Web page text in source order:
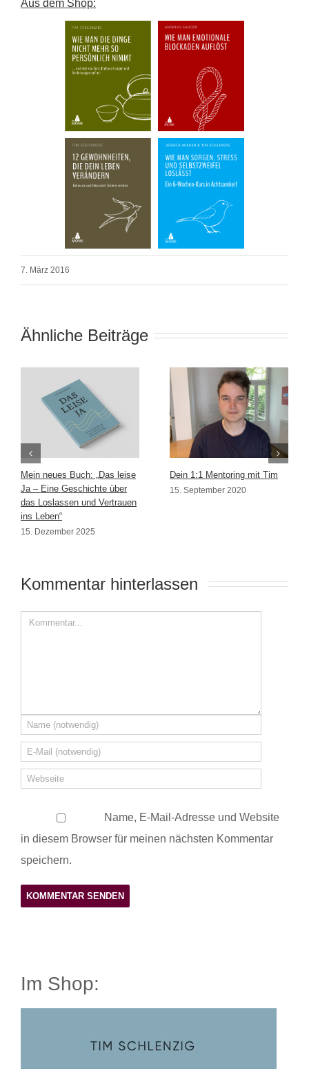
Aus dem Shop:
7. März 2016
Ähnliche Beiträge
Mein neues Buch: „Das leise
Ja – Eine Geschichte über
das Loslassen und Vertrauen
ins Leben“
15. Dezember 2025
Dein 1:1 Mentoring mit Tim
15. September 2020
Kommentar hinterlassen
Name, E-Mail-Adresse und Website
in diesem Browser für meinen nächsten Kommentar
speichern.
Im Shop: